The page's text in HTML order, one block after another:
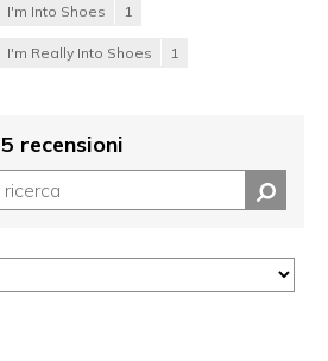
I'm Into Shoes 1
I'm Really Into Shoes 1
5 recensioni